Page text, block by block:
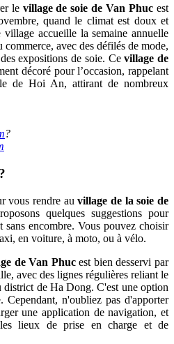
levillage de soie de Van Phuc est
quand le climat est doux et
accueille la semaine annuelle
avec des défilés de mode,
expositions de soie. Cevillage de
décoré pour l’occasion, rappelant
de Hoi An, attirant de nombreux
?
vous rendre auvillage de la soie de
quelques suggestions pour
sans encombre. Vous pouvez choisir
en voiture, à moto, ou à vélo.
de Van Phucest bien desservi par
avec des lignes régulières reliant le
de Ha Dong. C'est une option
Cependant, n'oubliez pas d'apporter
une application de navigation, et
lieux de prise en charge et de